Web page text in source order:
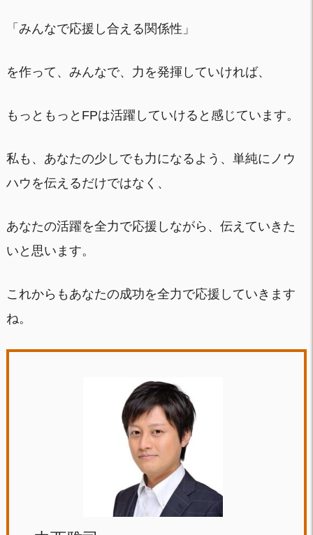
「みんなで応援し合える関係性」
を作って、みんなで、力を発揮していければ、
もっともっとFPは活躍していけると感じています。
私も、あなたの少しでも力になるよう、単純にノウ
ハウを伝えるだけではなく、
あなたの活躍を全力で応援しながら、伝えていきた
いと思います。
これからもあなたの成功を全力で応援していきます
ね。